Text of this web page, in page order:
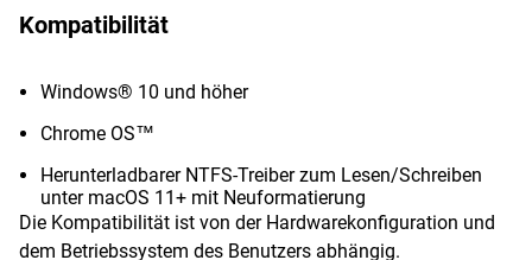
Kompatibilität
Windows® 10 und höher
Chrome OS™
Herunterladbarer NTFS-Treiber zum Lesen/Schreiben
unter macOS 11+ mit Neuformatierung
Die Kompatibilität ist von der Hardwarekonfiguration und
dem Betriebssystem des Benutzers abhängig.